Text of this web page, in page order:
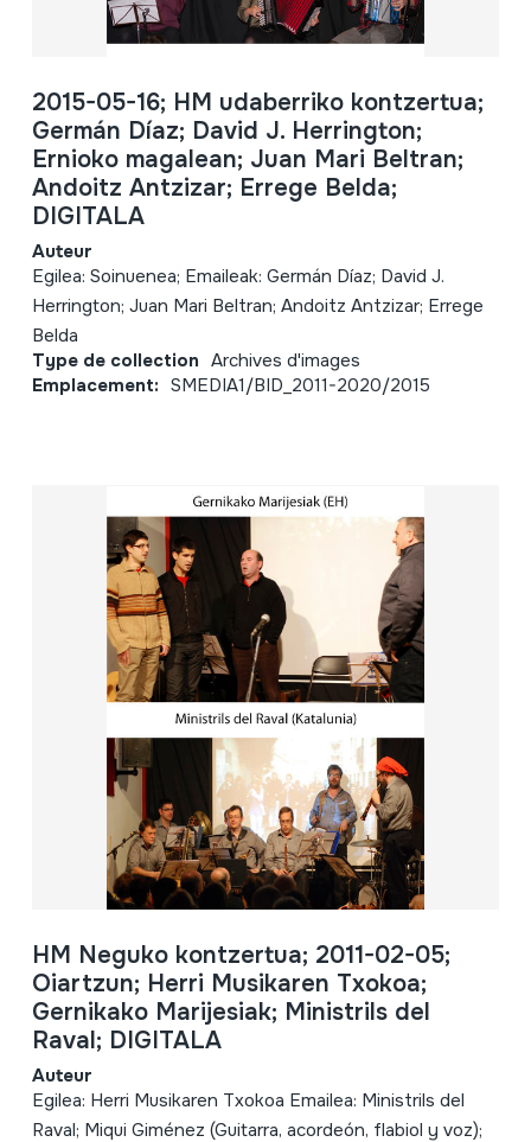
2015-05-16; HM udaberriko kontzertua;
Germán Díaz; David J. Herrington;
Ernioko magalean; Juan Mari Beltran;
Andoitz Antzizar; Errege Belda;
DIGITALA
Auteur
Egilea: Soinuenea; Emaileak: Germán Díaz; David J.
Herrington; Juan Mari Beltran; Andoitz Antzizar; Errege
Belda
Type de collection Archives d'images
Emplacement: SMEDIA1/BID_2011-2020/2015
HM Neguko kontzertua; 2011-02-05;
Oiartzun; Herri Musikaren Txokoa;
Gernikako Marijesiak; Ministrils del
Raval; DIGITALA
Auteur
Egilea: Herri Musikaren Txokoa Emailea: Ministrils del
Raval; Miqui Giménez (Guitarra, acordeón, flabiol y voz);